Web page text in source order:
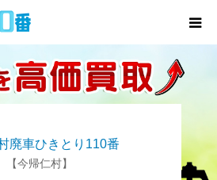
廃車ひきとり110番
【今帰仁村】